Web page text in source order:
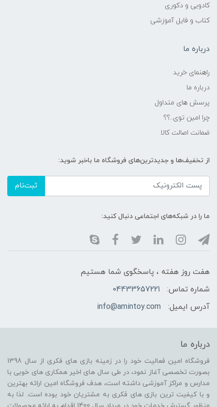
کادویی و دکوری
کتاب و فایل آموزشی
درباره ما
راهنمای خرید
درباره ما
پرسش های متداول
چرا امین توی..؟؟
ضمانت اصالت کالا
از تخفیف‌ها و جدیدترین‌های فروشگاه ما باخبر شوید:
ثبت‌نام
ما را در شبکه‌های اجتماعی دنبال کنید:
هفت روز هفته ، پاسخگوی شما هستیم
شماره تماس:
04433657221
آدرس ایمیل:
info@amintoy.com
درباره ما
فروشگاه امین فعالیت خود را در زمینه بازی های فکری از سال 1398
بصورت تخصصی آغاز نمود، در طی سال های اخیر همکاری های خوبی با
مدارس و مراکز آموزشی داشته است، هدف فروشگاه امین ارائه بهترین
و با کیفیت ترین بازی های فکری به مشتریان خود بوده است. لذا به